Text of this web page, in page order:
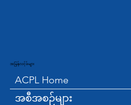
အမြန်လင့်ခ်များ
ACPL Home
အစီအစဉ်များ